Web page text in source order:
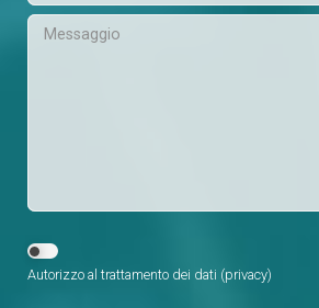
Autorizzo al trattamento dei dati (privacy)